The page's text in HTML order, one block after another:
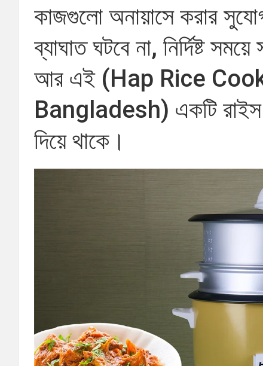
কাজগুলো অনায়াসে করার
ব্যাঘাত ঘটবে না, নির্দিষ্ট
আর এই (Hap Rice
Bangladesh) একটি রাইস
দিয়ে থাকে।